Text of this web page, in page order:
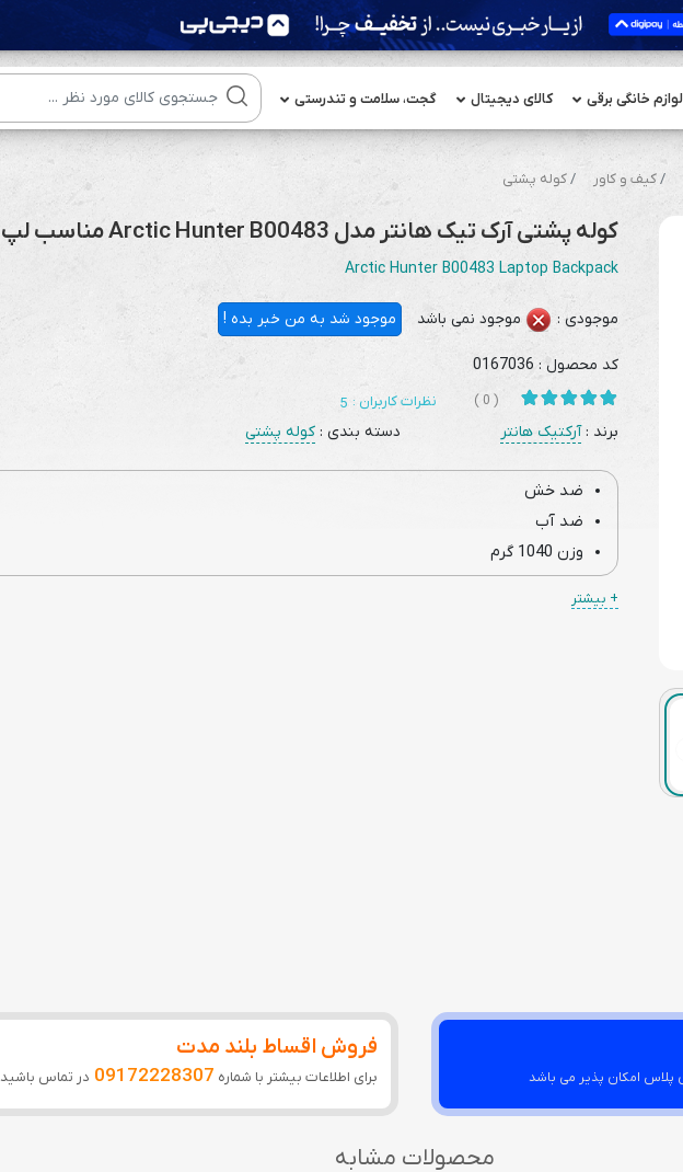
لوازم خانگی برقی کالای دیجیتال گجت، سلامت و تندرستی
کیف و کاور کوله پشتی
کوله پشتی آرک تیک هانتر مدل Arctic Hunter B00483 مناسب لپ تاپ 17.3 اینچی
Arctic Hunter B00483 Laptop Backpack
موجودی : موجود نمی باشد موجود شد به من خبر بده !
کد محصول : 0167036
( 0 ) نظرات کاربران : 5
برند :آرکتیک هانتر دسته بندی :کوله پشتی
ضد خش
ضد آب
وزن 1040 گرم
دارای ظرفیت 21 لیتر
نوع پارچه پلی استر با تراکم بالا
+ بیشتر
امکان پذیر می باشد
فروش اقساط بلند مدت
برای اطلاعات بیشتر با شماره 09172228307 در تماس باشید
محصولات مشابه